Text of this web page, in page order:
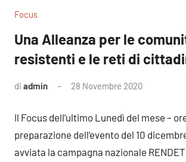
Focus
Una Alleanza per le
resistenti e le reti di
di admin 28 Novembre 2020
Il Focus dell’ultimo Lunedì del mese –
preparazione dell’evento del 10
avviata la campagna nazionale